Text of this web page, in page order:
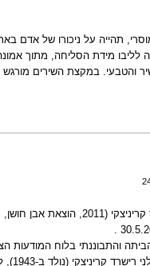
תהייה על ניכורו של אדם
מידת הסליחה, מתוך
והטבעי. במקצת השירים
.
והתבוננתי בלוח המודעות